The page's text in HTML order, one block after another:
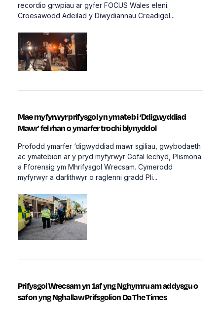
recordio grwpiau ar gyfer FOCUS Wales eleni.
Croesawodd Adeilad y Diwydiannau Creadigol...
Mae myfyrwyr prifysgol yn ymateb i ‘Ddigwyddiad
Mawr’ fel rhan o ymarfer trochi blynyddol
Profodd ymarfer ‘digwyddiad mawr sgiliau, gwybodaeth
ac ymatebion ar y pryd myfyrwyr Gofal Iechyd, Plismona
a Fforensig ym Mhrifysgol Wrecsam. Cymerodd
myfyrwyr a darlithwyr o raglenni gradd Pli...
Prifysgol Wrecsam yn 1af yng Nghymru am addysgu o
safon yng Nghallaw Prifsgolion Da The Times